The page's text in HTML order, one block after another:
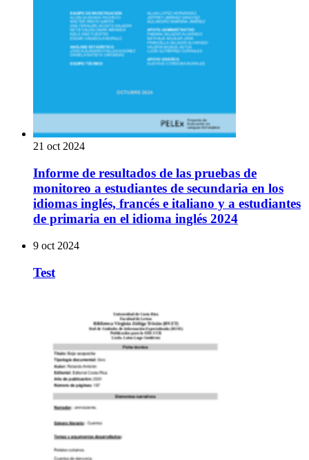
21 oct 2024
Informe de resultados de las pruebas de
monitoreo a estudiantes de secundaria en los
idiomas inglés, francés e italiano y a estudiantes
de primaria en el idioma inglés 2024
9 oct 2024
Test